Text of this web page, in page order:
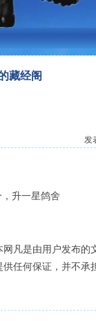
藏经阁
发
，升一星鸽舍
网凡是由用户发布的
任何保证，并不承